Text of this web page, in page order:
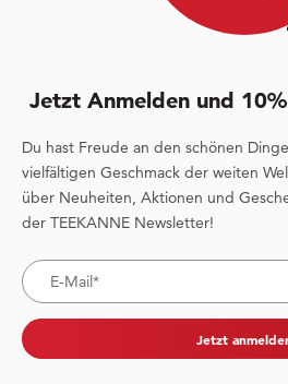
Jetzt Anmelden und
Du hast Freude an den schönen
vielfältigen Geschmack der weiten
über Neuheiten, Aktionen und
der TEEKANNE Newsletter!
Jetzt